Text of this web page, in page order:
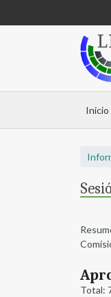
Inicio
Total: